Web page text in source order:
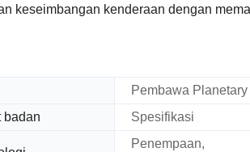
keseimbangan kenderaan dengan
Pembawa Planetary
badan Spesifikasi
Penempaan,